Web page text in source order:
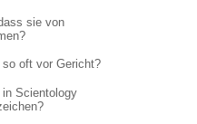
sie von
oft vor Gericht?
Scientology